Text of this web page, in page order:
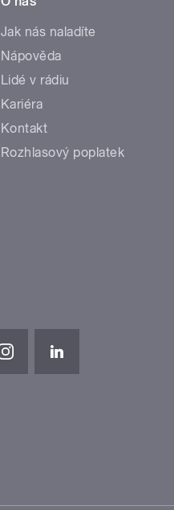
Jak nás naladíte
Nápověda
Lidé v rádiu
Kariéra
Kontakt
Rozhlasový poplatek